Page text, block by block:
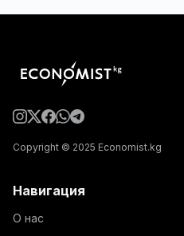
Copyright © 2025 Economist.kg
Навигация
О нас